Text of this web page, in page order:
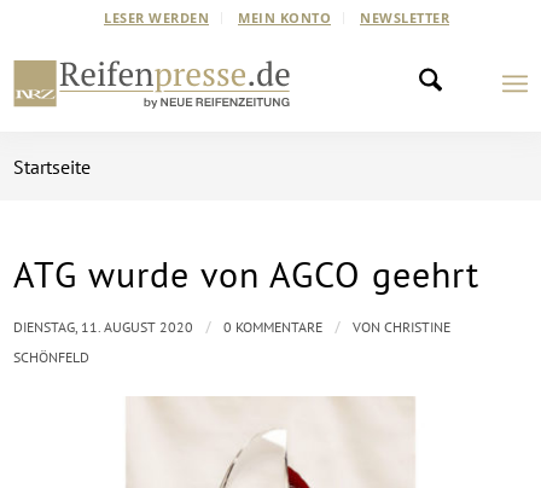
LESER WERDEN MEIN KONTO NEWSLETTER
Startseite
ATG wurde von AGCO geehrt
DIENSTAG, 11. AUGUST 2020 / 0 KOMMENTARE / VONCHRISTINE
SCHÖNFELD